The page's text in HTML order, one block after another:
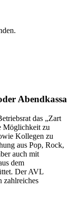
Abendkassa
das „Zart
Möglichkeit zu
Kollegen zu
aus Pop, Rock,
auch mit
dem
Der AVL
zahlreiches